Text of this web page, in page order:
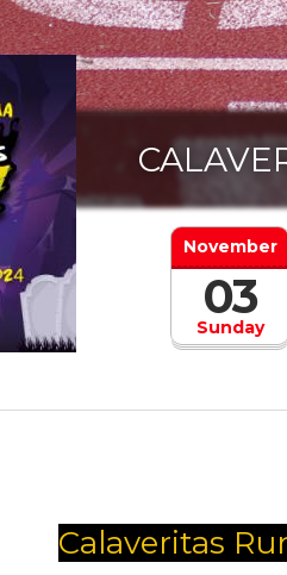
Sunday
November
03
Calaveritas